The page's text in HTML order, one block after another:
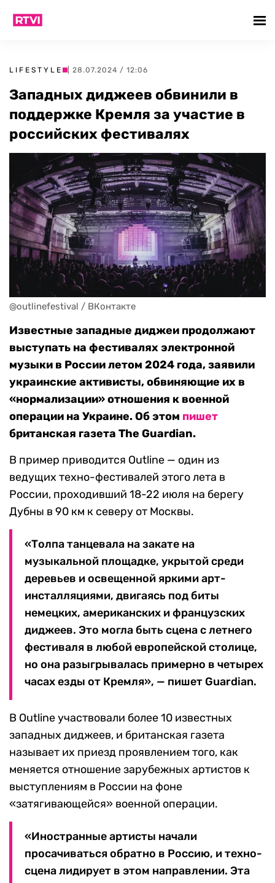
LIFESTYLE | 28.07.2024 / 12:06
Западных диджеев обвинили в
поддержке Кремля за участие в
российских фестивалях
@outlinefestival / ВКонтакте
Известные западные диджеи продолжают
выступать на фестивалях электронной
музыки в России летом 2024 года, заявили
украинские активисты, обвиняющие их в
«нормализации» отношения к военной
операции на Украине. Об этом пишет
британская газета The Guardian.
В пример приводится Outline — один из
ведущих техно-фестивалей этого лета в
России, проходивший 18-22 июля на берегу
Дубны в 90 км к северу от Москвы.
«Толпа танцевала на закате на
музыкальной площадке, укрытой среди
деревьев и освещенной яркими арт-
инсталляциями, двигаясь под биты
немецких, американских и французских
диджеев. Это могла быть сцена с летнего
фестиваля в любой европейской столице,
но она разыгрывалась примерно в четырех
часах езды от Кремля», — пишет Guardian.
В Outline участвовали более 10 известных
западных диджеев, и британская газета
называет их приезд проявлением того, как
меняется отношение зарубежных артистов к
выступлениям в России на фоне
«затягивающейся» военной операции.
«Иностранные артисты начали
просачиваться обратно в Россию, и техно-
сцена лидирует в этом направлении. Эта